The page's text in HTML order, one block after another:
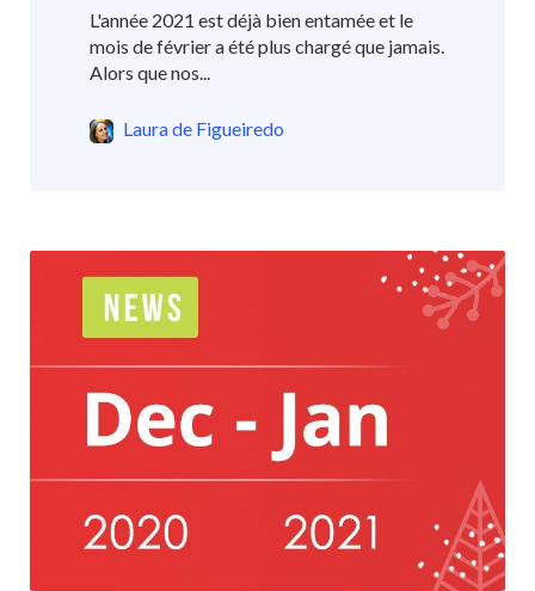
L'année 2021 est déjà bien entamée et le
mois de février a été plus chargé que jamais.
Alors que nos...
Laura de Figueiredo